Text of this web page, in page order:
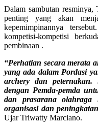
Dalam sambutan resminya,
penting yang akan
kepemimpinannya
kompetisi-kompetisi
pembinaan .
“Perhatian secara merata
yang ada dalam Pordasi
archery dan
dengan Pemda-pemda
dan prasarana olahraga
organisasi dan
Ujar Triwatty Marciano.